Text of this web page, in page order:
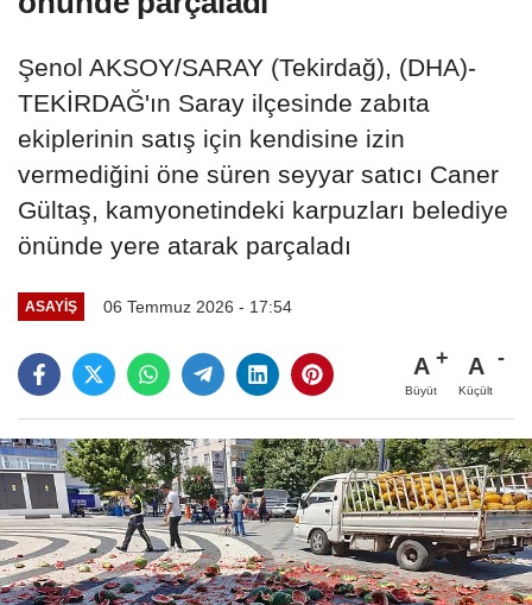
Şenol AKSOY/SARAY (Tekirdağ), (DHA)-
TEKİRDAĞ'ın Saray ilçesinde zabıta
ekiplerinin satış için kendisine izin
vermediğini öne süren seyyar satıcı Caner
Gültaş, kamyonetindeki karpuzları belediye
önünde yere atarak parçaladı
ASAYIŞ 06 Temmuz 2026 - 17:54
A
Büyüt
A
Küçült